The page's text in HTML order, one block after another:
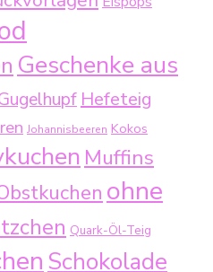
Geschenke aus
Hefeteig
Johannisbeeren Kokos
Muffins
ohne
Quark-Öl-Teig
Schokolade